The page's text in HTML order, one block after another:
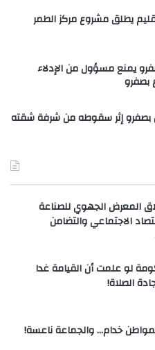
يطلق مشروع مركز الطمر
يمنع مسؤول من الإدلاء
بصفرو
إثر سقوطه من شرفة شقته
المعرض الجهوي للصناعة
الاجتماعي والتضامن
لو علمت أن القيامة غدا
الصلاة!
خدام… والجماعة ناعسة!